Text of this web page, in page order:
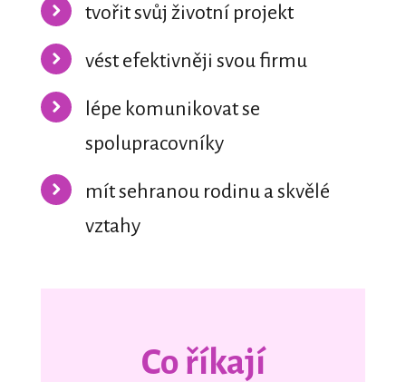
tvořit svůj životní projekt
vést efektivněji svou firmu
lépe komunikovat se
spolupracovníky
mít sehranou rodinu a skvělé
vztahy
Co říkají